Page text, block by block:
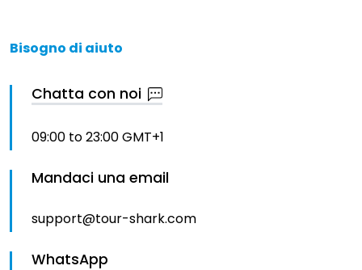
Bisogno di aiuto
Chatta con noi
09:00 to 23:00 GMT+1
Mandaci una email
support@tour-shark.com
WhatsApp